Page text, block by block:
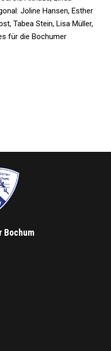
Joline Hansen, Esther
Tabea Stein, Lisa Müller,
für die Bochumer
Bochum